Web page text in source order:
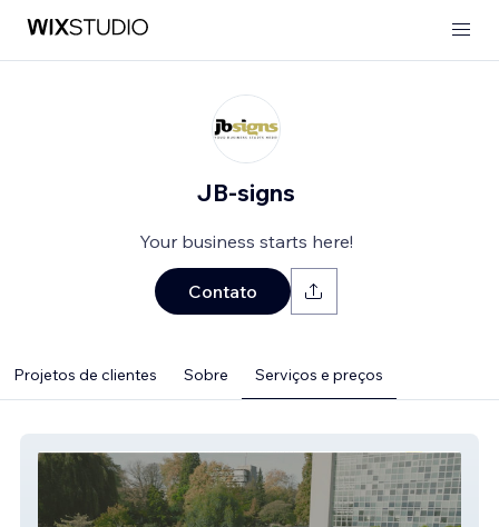
JB-signs
Your business starts here!
Contato
Projetos de clientes Sobre Serviços e preços